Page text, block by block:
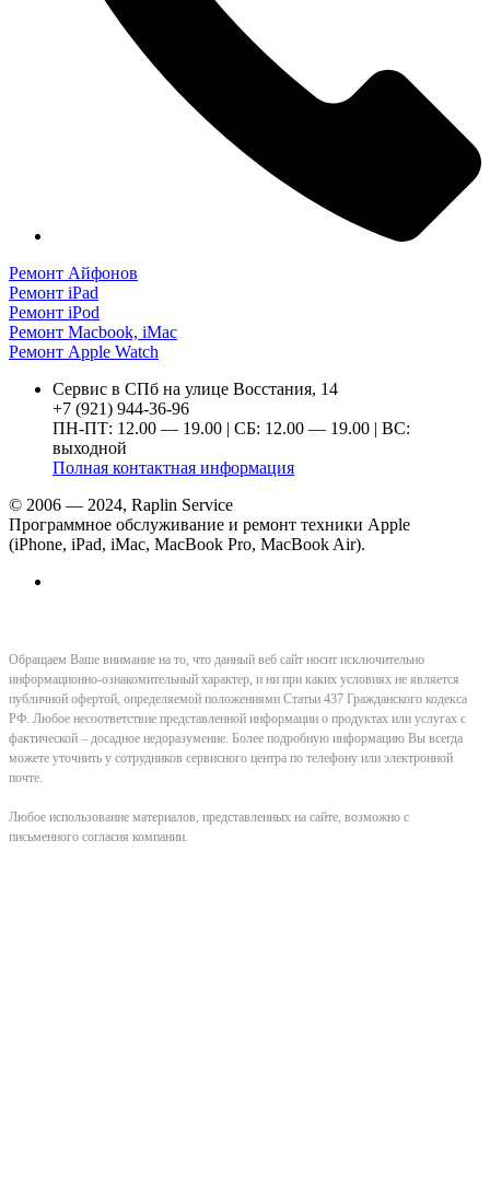
Ремонт Айфонов
Ремонт iPad
Ремонт iPod
Ремонт Macbook, iMac
Ремонт Apple Watch
Сервис в СПб на улице Восстания, 14
+7 (921) 944-36-96
ПН-ПТ: 12.00 — 19.00 | СБ: 12.00 — 19.00 | ВС:
выходной
Полная контактная информация
© 2006 — 2024, Raplin Service
Программное обслуживание и ремонт техники Apple
(iPhone, iPad, iMac, MacBook Pro, MacBook Air).
Обращаем Ваше внимание на то, что данный веб сайт носит исключительно
информационно-ознакомительный характер, и ни при каких условиях не является
публичной офертой, определяемой положениями Статьи 437 Гражданского кодекса
РФ. Любое несоответствие представленной информации о продуктах или услугах с
фактической – досадное недоразумение. Более подробную информацию Вы всегда
можете уточнить у сотрудников сервисного центра по телефону или электронной
почте.
Любое использование материалов, представленных на сайте, возможно с
письменного согласия компании.